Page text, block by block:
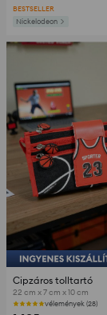
BESTSELLER
Nickelodeon
Cipzáros tolltartó
22 cm x 7 cm x 10 cm
vélemények (28)